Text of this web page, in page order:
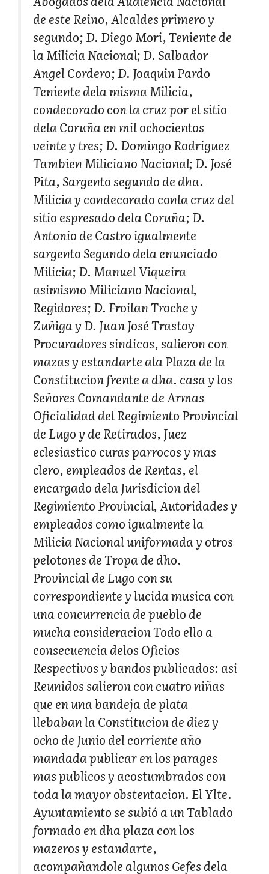
de este Reino, Alcaldes primero y
segundo; D. Diego Mori, Teniente de
la Milicia Nacional; D. Salbador
Angel Cordero; D. Joaquin Pardo
Teniente dela misma Milicia,
condecorado con la cruz por el sitio
dela Coruña en mil ochocientos
veinte y tres; D. Domingo Rodriguez
Tambien Miliciano Nacional; D. José
Pita, Sargento segundo de dha.
Milicia y condecorado conla cruz del
sitio espresado dela Coruña; D.
Antonio de Castro igualmente
sargento Segundo dela enunciado
Milicia; D. Manuel Viqueira
asimismo Miliciano Nacional,
Regidores; D. Froilan Troche y
Zuñiga y D. Juan José Trastoy
Procuradores sindicos, salieron con
mazas y estandarte ala Plaza de la
Constitucion frente a dha. casa y los
Señores Comandante de Armas
Oficialidad del Regimiento Provincial
de Lugo y de Retirados, Juez
eclesiastico curas parrocos y mas
clero, empleados de Rentas, el
encargado dela Jurisdicion del
Regimiento Provincial, Autoridades y
empleados como igualmente la
Milicia Nacional uniformada y otros
pelotones de Tropa de dho.
Provincial de Lugo con su
correspondiente y lucida musica con
una concurrencia de pueblo de
mucha consideracion Todo ello a
consecuencia delos Oficios
Respectivos y bandos publicados: asi
Reunidos salieron con cuatro niñas
que en una bandeja de plata
llebaban la Constitucion de diez y
ocho de Junio del corriente año
mandada publicar en los parages
mas publicos y acostumbrados con
toda la mayor obstentacion. El Ylte.
Ayuntamiento se subió a un Tablado
formado en dha plaza con los
mazeros y estandarte,
acompañandole algunos Gefes dela